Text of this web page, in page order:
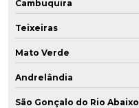
Cambuquira
Teixeiras
Mato Verde
Andrelândia
São Gonçalo do Rio Abaixo